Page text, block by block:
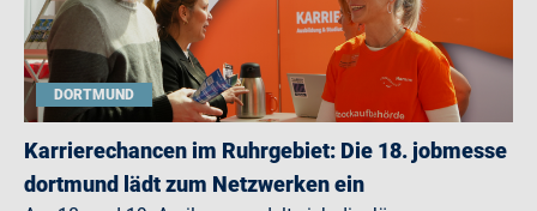
DORTMUND
Karrierechancen im Ruhrgebiet: Die 18. jobmesse
dortmund lädt zum Netzwerken ein